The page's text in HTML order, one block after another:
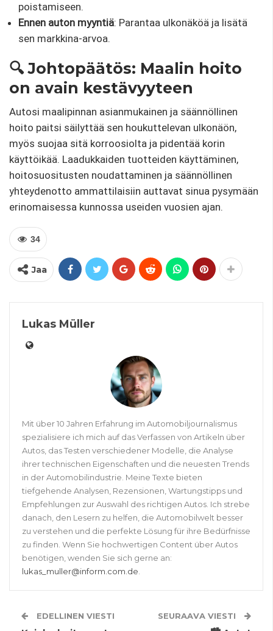
poistamiseen.
Ennen auton myyntiä: Parantaa ulkonäköä ja lisätä
sen markkina-arvoa.
🔍 Johtopäätös: Maalin hoito
on avain kestävyyteen
Autosi maalipinnan asianmukainen ja säännöllinen
hoito paitsi säilyttää sen houkuttelevan ulkonäön,
myös suojaa sitä korroosiolta ja pidentää korin
käyttöikää. Laadukkaiden tuotteiden käyttäminen,
hoitosuositusten noudattaminen ja säännöllinen
yhteydenotto ammattilaisiin auttavat sinua pysymään
erinomaisessa kunnossa useiden vuosien ajan.
34
Jaa
Lukas Müller
Mit über 10 Jahren Erfahrung im Automobiljournalismus
spezialisiere ich mich auf das Verfassen von Artikeln über
Autos, das Testen verschiedener Modelle, die Analyse
ihrer technischen Eigenschaften und die neuesten Trends
in der Automobilindustrie. Meine Texte bieten
tiefgehende Analysen, Rezensionen, Wartungstipps und
Empfehlungen zur Auswahl des richtigen Autos. Ich strebe
danach, den Lesern zu helfen, die Automobilwelt besser
zu verstehen und die perfekte Lösung für ihre Bedürfnisse
zu finden. Wenn Sie hochwertigen Content über Autos
benötigen, wenden Sie sich gerne an:
lukas_muller@inform.com.de.
EDELLINEN VIESTI SEURAAVA VIESTI